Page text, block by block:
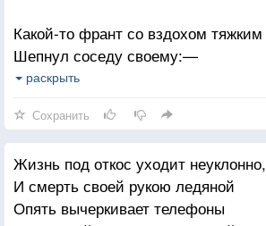
Какой-то франт со вздохом тяжким
Шепнул соседу своему:—
Ну и уродлива бедняжка —
Но тишина вдруг раскололась,
По струнам заскользил смычок.
Послушен скрипки чистый голос,
Он так рыдает горячо.
раскрыть
Сохранить
Жизнь под откос уходит неуклонно,
И смерть своей рукою ледяной
Опять вычеркивает телефоны